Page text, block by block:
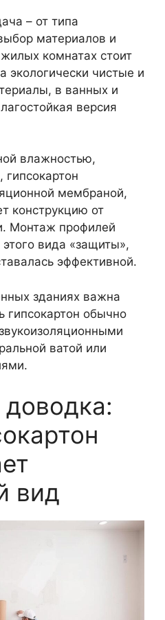
– от типа
материалов и
комнатах стоит
экологически чистые и
в ванных и
версия
влажностью,
гипсокартон
мембраной,
конструкцию от
Монтаж профилей
вида «защиты»,
эффективной.
зданиях важна
гипсокартон обычно
ватой или
вид